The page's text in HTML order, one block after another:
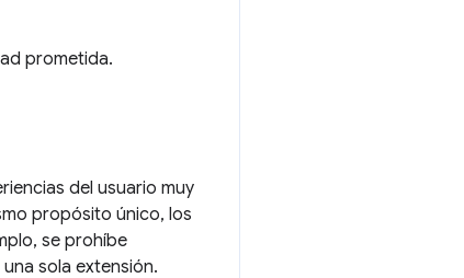
prometida.
del usuario muy
propósito único, los
se prohíbe
sola extensión.